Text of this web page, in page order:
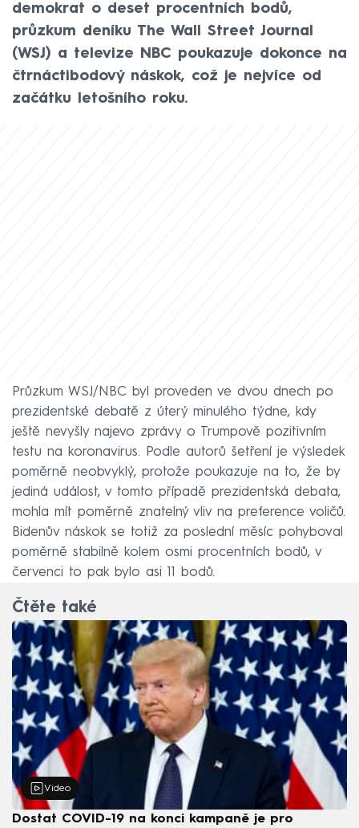
demokrat o deset procentních bodů,
průzkum deníku The Wall Street Journal
(WSJ) a televize NBC poukazuje dokonce na
čtrnáctibodový náskok, což je nejvíce od
začátku letošního roku.
Průzkum WSJ/NBC byl proveden ve dvou dnech po
prezidentské debatě z úterý minulého týdne, kdy
ještě nevyšly najevo zprávy o Trumpově pozitivním
testu na koronavirus. Podle autorů šetření je výsledek
poměrně neobvyklý, protože poukazuje na to, že by
jediná událost, v tomto případě prezidentská debata,
mohla mít poměrně znatelný vliv na preference voličů.
Bidenův náskok se totiž za poslední měsíc pohyboval
poměrně stabilně kolem osmi procentních bodů, v
červenci to pak bylo asi 11 bodů.
Čtěte také
Video
Dostat COVID-19 na konci kampaně je pro